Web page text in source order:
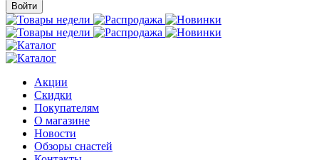
Войти
Акции
Скидки
Покупателям
О магазине
Новости
Обзоры снастей